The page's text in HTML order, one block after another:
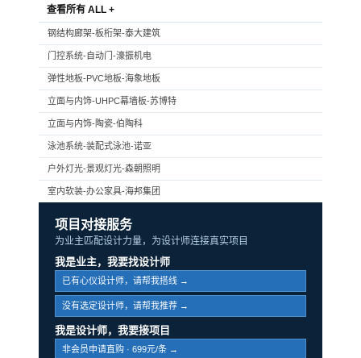
查看所有 ALL +
钢结构廊架-板桁架-泰大建筑
门控系统-自动门-濠振机电
弹性地板-PVC地板-海象地板
立面与内饰-UHPC幕墙板-苏博特
立面与内饰-陶瓷-伯陶科
泳池系统-装配式泳池-诺亚
户外灯光-景观灯光-森朝照明
室内软装-办公家具-海邦集团
项目对接服务
为业主匹配设计力量，为设计师连接真实项目
我是业主，我要找设计师
已有心仪设计师，请帮我搭线 →
没有选定设计师，请帮我推荐 →
我是设计师，我要接项目
非会员申请直购 · 699元/条 →